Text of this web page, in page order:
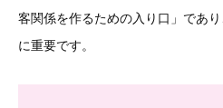
客関係を作るための入り口」であ
に重要です。